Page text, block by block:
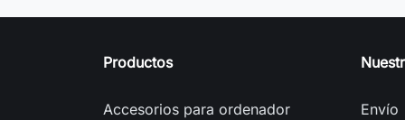
Productos
Accesorios para ordenador
Envío